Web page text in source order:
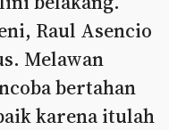
Raul Asencio
Melawan
bertahan
karena itulah